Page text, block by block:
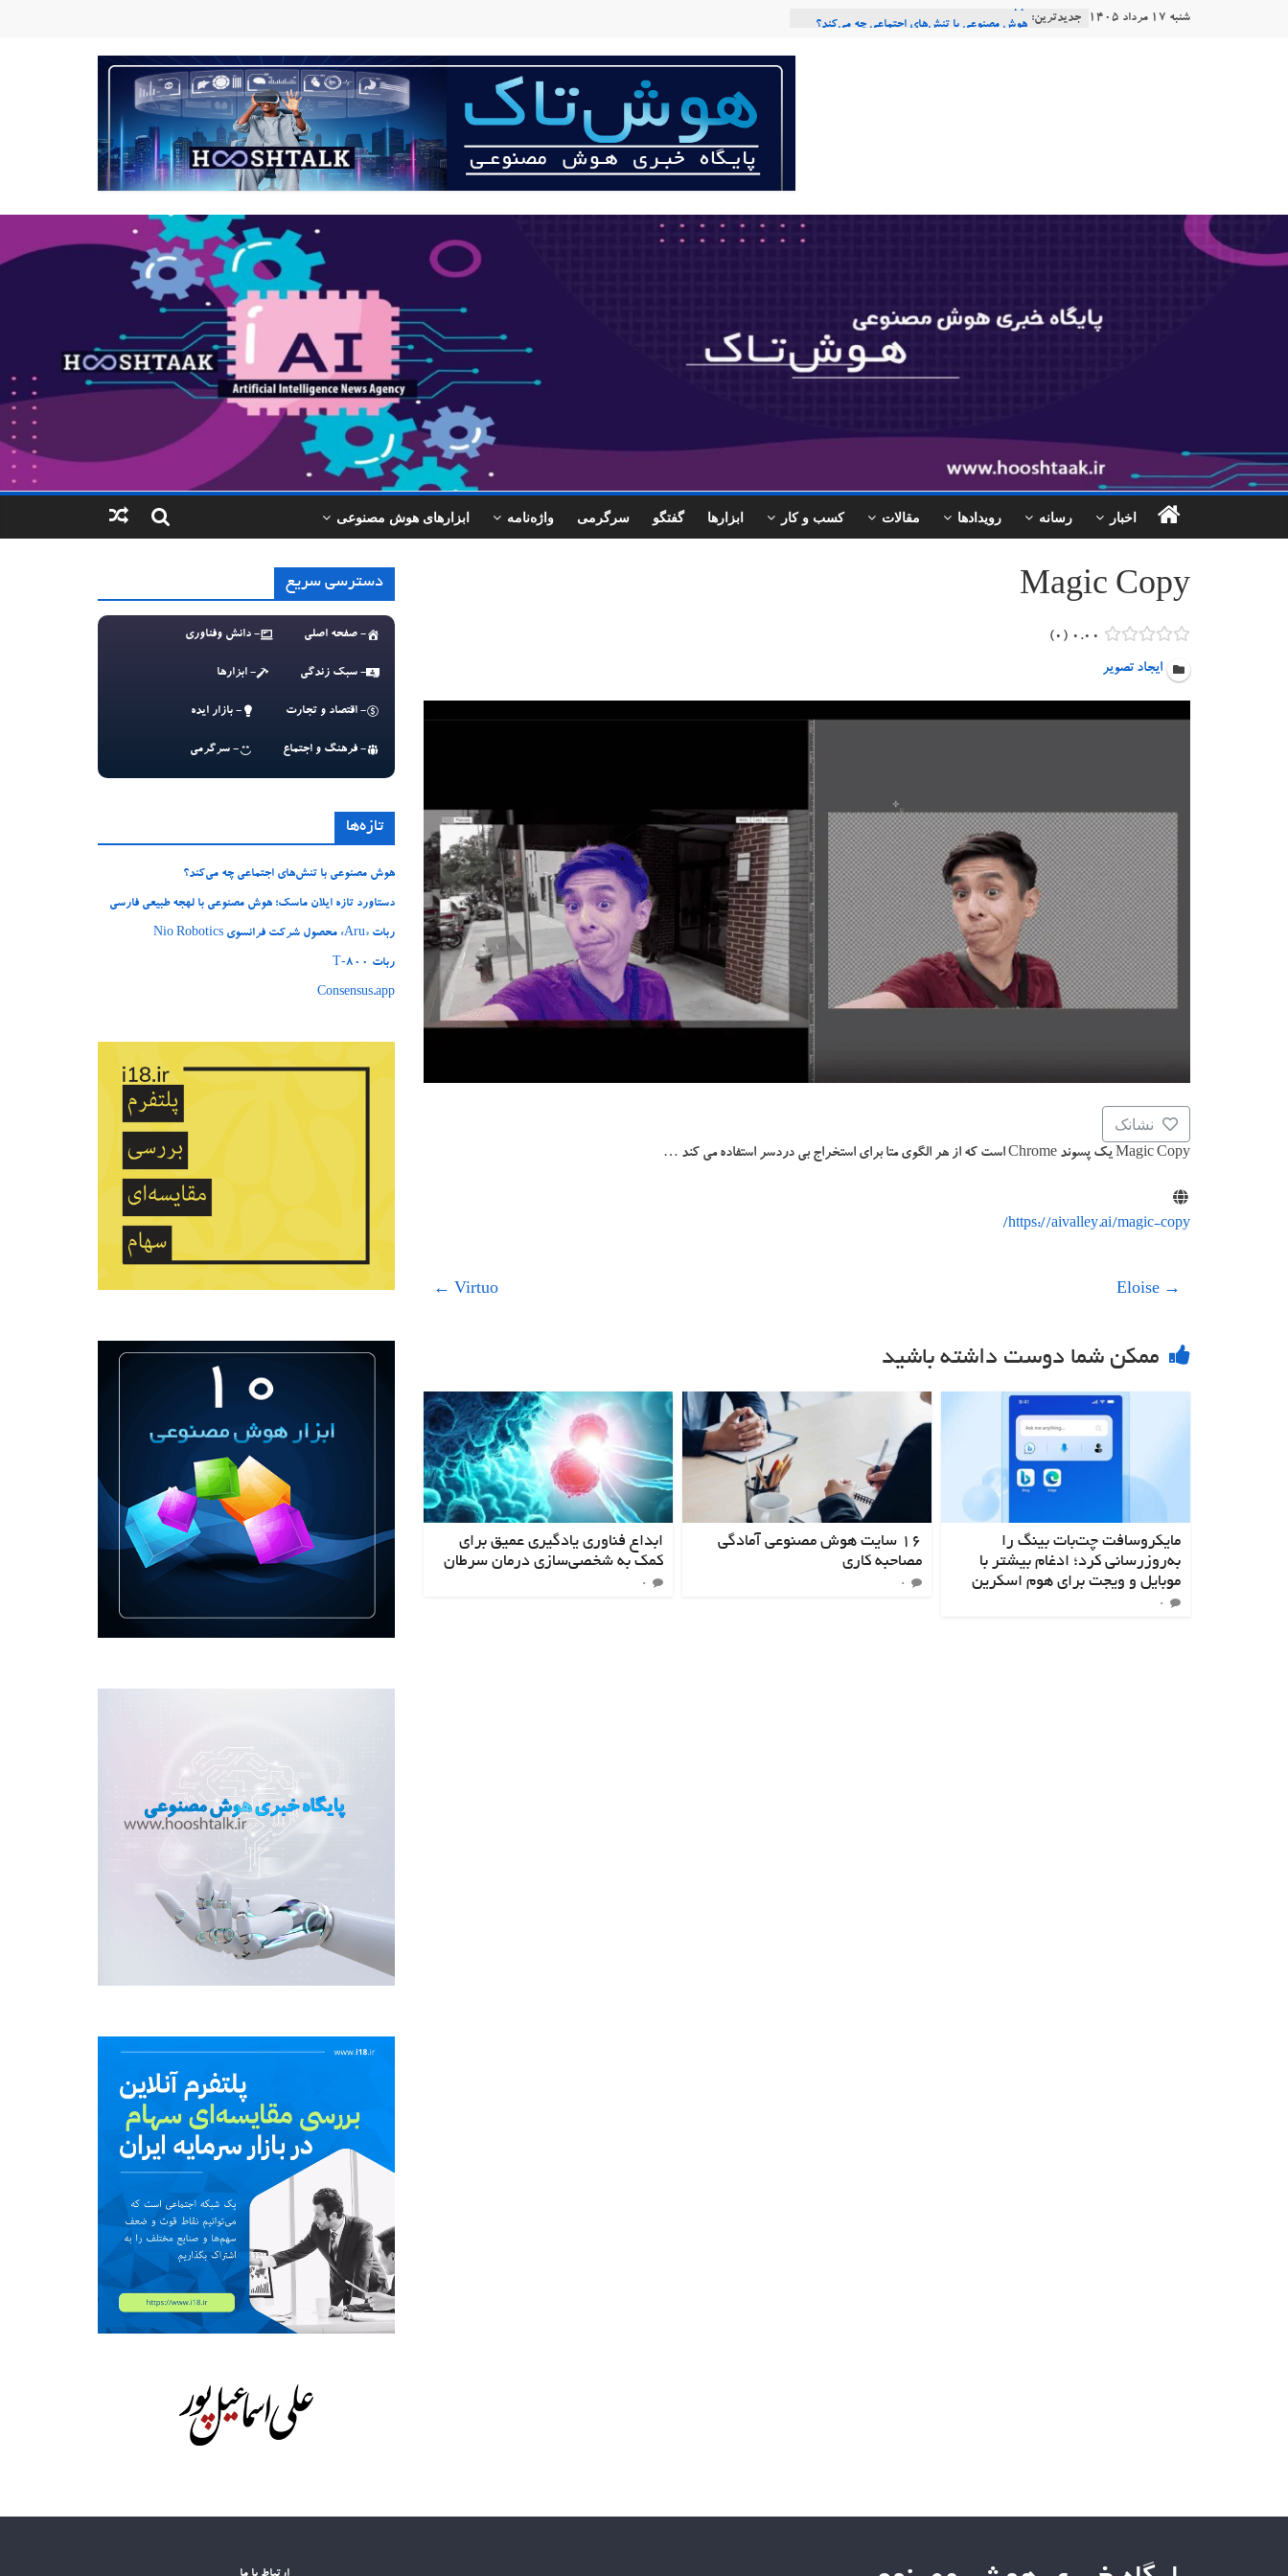
شنبه ۱۷ مرداد ۱۴۰۵ جدیدترین: Consensus.app
خبری
مصنوعی
اخبار رسانه رویدادها مقالات کسب و کار ابزارها گفتگو سرگرمی واژه‌نامه ابزارهای هوش مصنوعی
Magic Copy
۰.۰۰ ۰
ایجاد تصویر
نشانک
Magic Copy یک پسوند Chrome است که از هر الگوی متا برای استخراج بی دردسر استفاده می کند …
https://aivalley.ai/magic-copy/
→
Virtuo
←
ممکن شما دوست داشته باشید
مایکروسافت چت‌بات بینگ را
به‌روزرسانی کرد؛ ادغام بیشتر با
موبایل و ویجت برای هوم اسکرین
۰
۱۶ سایت هوش مصنوعی آمادگی
مصاحبه کاری
۰
ابداع فناوری یادگیری عمیق برای
کمک به شخصی‌سازی درمان سرطان
۰
دسترسی سریع
- صفحه اصلی - دانش وفناوری
- سبک زندگی - ابزارها
- اقتصاد و تجارت - بازار ایده
- فرهنگ و اجتماع - سرگرمی
تازه‌ها
هوش مصنوعی با تنش‌های اجتماعی چه می‌کند؟
دستاورد تازه ایلان ماسک؛ هوش مصنوعی با لهجه طبیعی فارسی
ربات «Aru» محصول شرکت فرانسوی Nio Robotics
ربات T‑800
Consensus.app